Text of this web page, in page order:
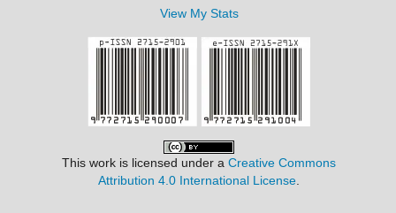
View My Stats
This work is licensed under a Creative Commons
Attribution 4.0 International License